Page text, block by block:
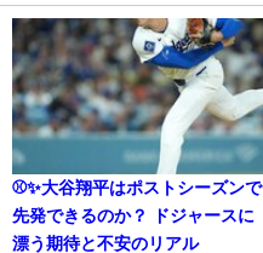
⚾✨大谷翔平はポストシーズンで
先発できるのか？ ドジャースに
漂う期待と不安のリアル